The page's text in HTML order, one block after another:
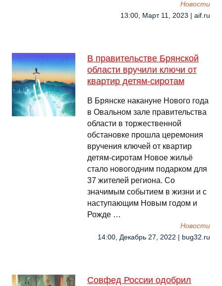
Новости
13:00, Март 11, 2023 | aif.ru
В правительстве Брянской
области вручили ключи от
квартир детям-сиротам
В Брянске накануне Нового года
в Овальном зале правительства
области в торжественной
обстановке прошла церемония
вручения ключей от квартир
детям-сиротам Новое жильё
стало новогодним подарком для
37 жителей региона. Со
значимым событием в жизни и с
наступающим Новым годом и
Рожде …
Новости
14:00, Декабрь 27, 2022 | bug32.ru
Совфед России одобрил